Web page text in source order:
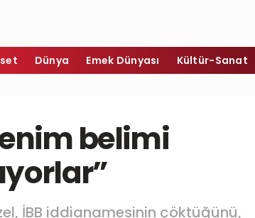
Dünya Emek Dünyası Kültür-Sanat
belimi
İBB iddianamesinin çöktüğünü,